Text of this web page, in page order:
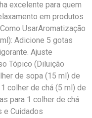
excelente para quem
em produtos
UsarAromatização
Adicione 5 gotas
Ajuste
Tópico (Diluição
de sopa (15 ml) de
colher de chá (5 ml) de
para 1 colher de chá
e Cuidados